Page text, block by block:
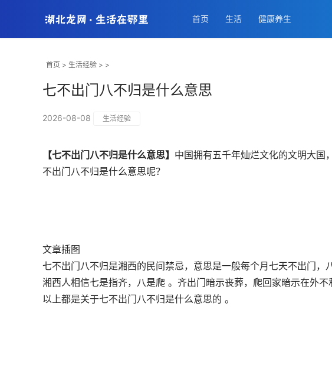
首页 生活 健康养生
首页 > 生活经验 > >
七不出门八不归是什么意思
2026-08-08 生活经验
【七不出门八不归是什么意思】 中国拥有五千年灿烂文化的文明大国
不出门八不归是什么意思呢？
文章插图
七不出门八不归是湘西的民间禁忌，意思是一般每个月七天不出门，
湘西人相信七是指齐，八是爬 。齐出门暗示丧葬，爬回家暗示在外不
以上都是关于七不出门八不归是什么意思的 。